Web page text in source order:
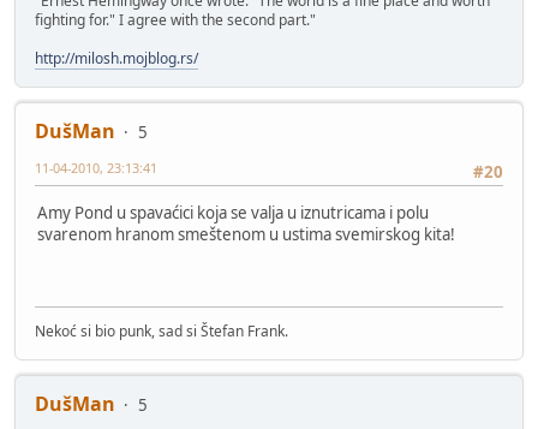
fighting for." I agree with the second part."
http://milosh.mojblog.rs/
DušMan
5
#20
11-04-2010, 23:13:41
Amy Pond u spavaćici koja se valja u iznutricama i polu
svarenom hranom smeštenom u ustima svemirskog kita!
Nekoć si bio punk, sad si Štefan Frank.
DušMan
5